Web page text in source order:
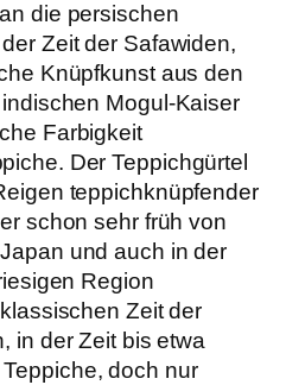
die persischen
Zeit der Safawiden,
Knüpfkunst aus den
Mogul-Kaiser
Farbigkeit
Der Teppichgürtel
teppichknüpfender
schon sehr früh von
und auch in der
Region
Zeit der
in der Zeit bis etwa
doch nur